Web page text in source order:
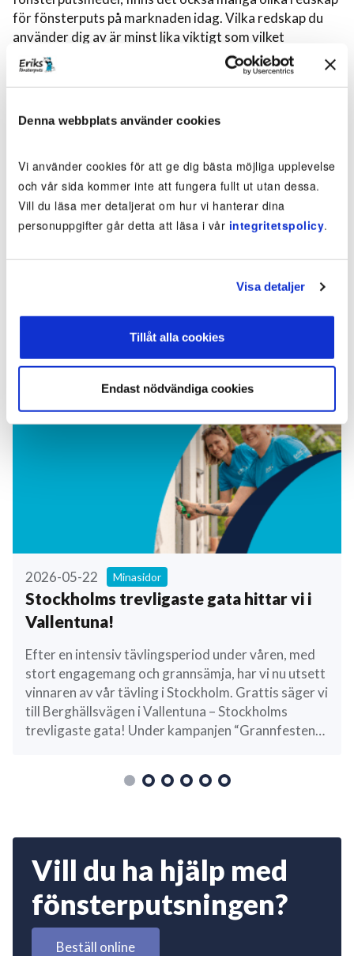
Denna webbplats använder cookies
Vi använder cookies för att ge dig bästa möjliga upplevelse
och vår sida kommer inte att fungera fullt ut utan dessa.
Vill du läsa mer detaljerat om hur vi hanterar dina
personuppgifter går detta att läsa i vår integritetspolicy.
Visa detaljer
Tillåt alla cookies
Endast nödvändiga cookies
för fönsterputs på marknaden idag. Vilka redskap du
använder dig av är minst lika viktigt som vilket
fönsterputsmedel du väljer.
investerar i en bra gummiskrapa. Det finns många billiga
skrapor idag, och vilken skrapa du väljer kommer att
byta ut sin gummiskrapa då och då, beroende på hur
ofta du putsar dina fönster.
Beställ fönsterputs
Läs mer om fönsterputs
2026-05-22 Minasidor
Stockholms trevligaste gata hittar vi i
Vallentuna!
Efter en intensiv tävlingsperiod under våren, med
stort engagemang och grannsämja, har vi nu utsett
vinnaren av vår tävling i Stockholm. Grattis säger vi
till Berghällsvägen i Vallentuna – Stockholms
trevligaste gata! Under kampanjen “Grannfesten
grannskap, har vi fått stort intresse. Målet för…
Vill du ha hjälp med
fönsterputsningen?
Beställ online